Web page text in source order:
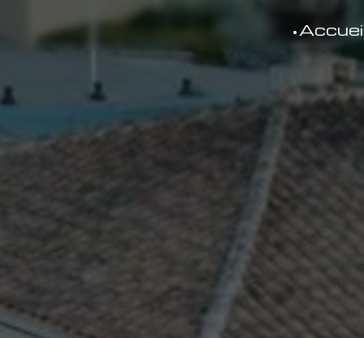
Panneau de gestion des cookies